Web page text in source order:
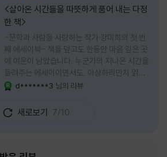
<살아온 시간들을 따뜻하게 품어 내는 다정
한 책>
-문학과 사람을 사랑하는 작가 강미희의 첫 번
째 에세이북- 책을 덮고도 한동안 마음 깊은 곳
에 여운이 남았습니다. 누군가의 지나온 시간을
들려주는 에세이이면서도, 이상하리만치 읽는
사람 자신의 삶을 다시 돌아보게 만드는 책이었
으로 머물지 않고, 각자의 상처와 후회, 다 지나
온 줄 알았던 마음의 결을 가만히 비추는 거울
는다는 것, 대신 지나온 시간 속에서 비로소 알
d*******3 님의 리뷰
새로보기 7/10